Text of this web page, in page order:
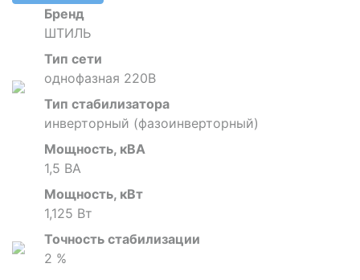
Бренд
ШТИЛЬ
Тип сети
однофазная 220В
Тип стабилизатора
инверторный (фазоинверторный)
Мощность, кВА
1,5 ВА
Мощность, кВт
1,125 Вт
Точность стабилизации
2 %